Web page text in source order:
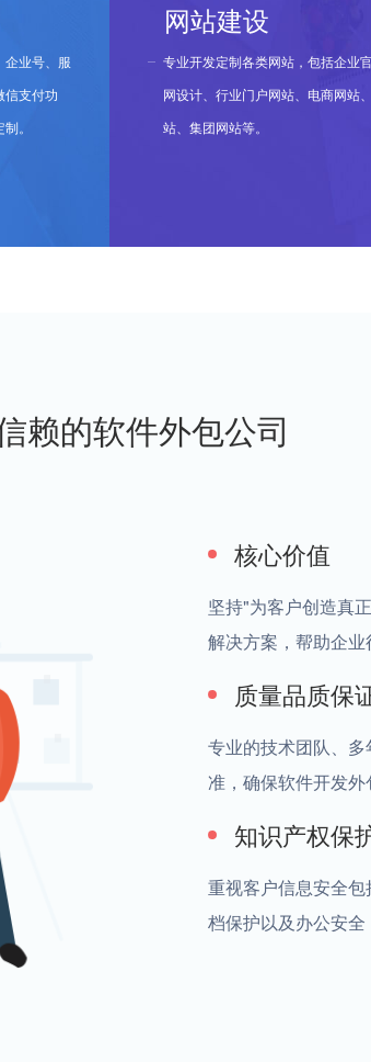
企业号、服
信支付功
。
网站建设
专业开发定制各类网站，包括企业
网设计、行业门户网站、电商网站
站、集团网站等。
赖的软件外包公司
核心价值
坚持"为客户创造真
解决方案，帮助企业
质量品质保
专业的技术团队、
准，确保软件开发外
知识产权保
重视客户信息安全
档保护以及办公安全